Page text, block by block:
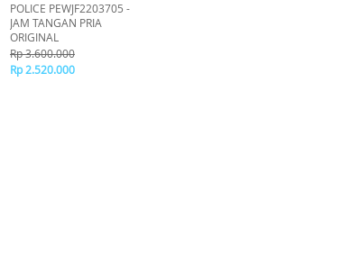
POLICE PEWJF2203705 -
JAM TANGAN PRIA
ORIGINAL
Rp 3.600.000
Rp 2.520.000